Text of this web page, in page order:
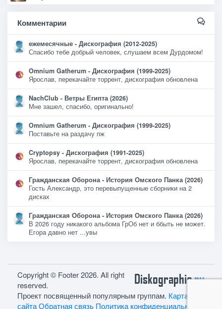
Комментарии
ежемесячные - Дискография (2012-2025)
Спасибо тебе добрый человек, слушаем всем Дурдомом!
Omnium Gatherum - Дискография (1999-2025)
Ярослав, перекачайте торрент, дискография обновлена
NachClub - Ветры Египта (2026)
Мне зашел, спасибо, оригинально!
Omnium Gatherum - Дискография (1999-2025)
Поставьте на раздачу пж
Cryptopsy - Дискография (1991-2025)
Ярослав, перекачайте торрент, дискография обновлена
Гражданская Оборона - История Омского Панка (2026)
Гость Александр, это перевыпущенные сборники на 2
дисках
Гражданская Оборона - История Омского Панка (2026)
В 2026 году никакого альбома ГрОб нет и ббыть не может.
Егора давно нет ...увы
Diskographieru
Copyright © Footer 2026. All right
reserved.
Проект посвященный популярным группам. Карта
сайтаОбратная связь Политика конфиденциальности